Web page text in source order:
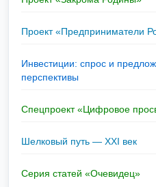
Проект «Предприниматели
Инвестиции: спрос и
перспективы
Спецпроект «Цифровое
Шелковый путь — XXI век
Серия статей «Очевидец»